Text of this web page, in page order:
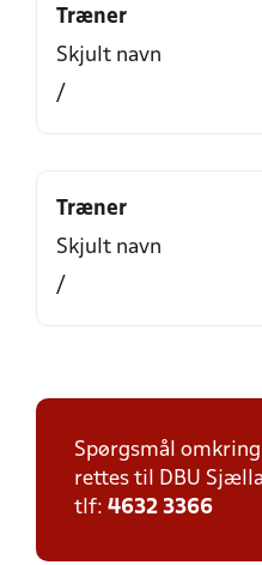
Træner
Skjult navn
/
Træner
Skjult navn
/
Spørgsmål
rettes til DBU
tlf: 4632 3366